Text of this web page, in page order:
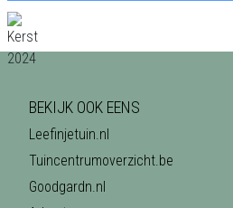
BEKIJK OOK EENS
Leefinjetuin.nl
Tuincentrumoverzicht.be
Goodgardn.nl